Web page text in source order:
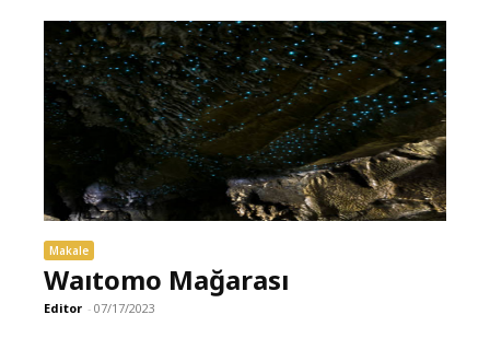
Makale
Waıtomo Mağarası
Editor - 07/17/2023